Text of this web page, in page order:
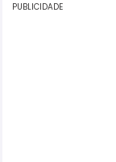
PUBLICIDADE